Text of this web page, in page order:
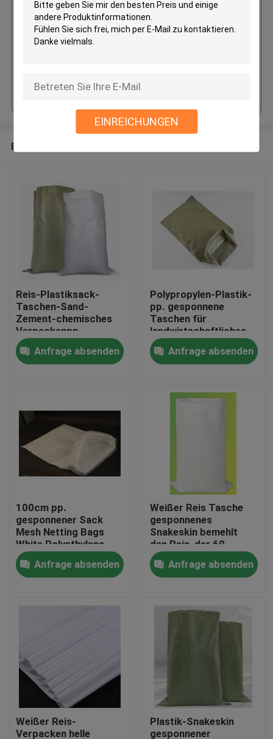
EINREICHUNGEN
Produkte
Über uns
Fabrik-Ausflug
Qualitätskontrolle
Treten Sie mit uns in Verbindung
durch Hitze schrumpfbares Rohr
Gewölbter flexible Schläuche
cm für Zitrusfrucht u. Zitrone,
negative Taschen pp. für Frucht
Fortsetzen
Empfohlene Produkte
Reis-Plastiksack-
Taschen-Sand-
Zement-chemisches
Verpackenpp.
gesponnenes
Polyäthylen
Anfrage absenden
Polypropylen-Plastik-
pp. gesponnene
Taschen für
landwirtschaftliches
25kg 50kg 100gsm
Anfrage absenden
100cm pp.
gesponnener Sack
Mesh Netting Bags
White Polyethylene
recyclebar
Anfrage absenden
Weißer Reis Tasche
gesponnenes
Snakeskin bemehlt
den Reis, der 60
Kilogramm
Ladenverpackt
Anfrage absenden
Weißer Reis-
Verpacken helle
Plastik-Snakeskin
gesponnener